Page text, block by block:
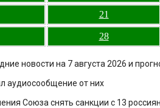
21
28
новости на 7 августа 2026 и
аудиосообщение от них
Союза снять санкции с 13 россиян